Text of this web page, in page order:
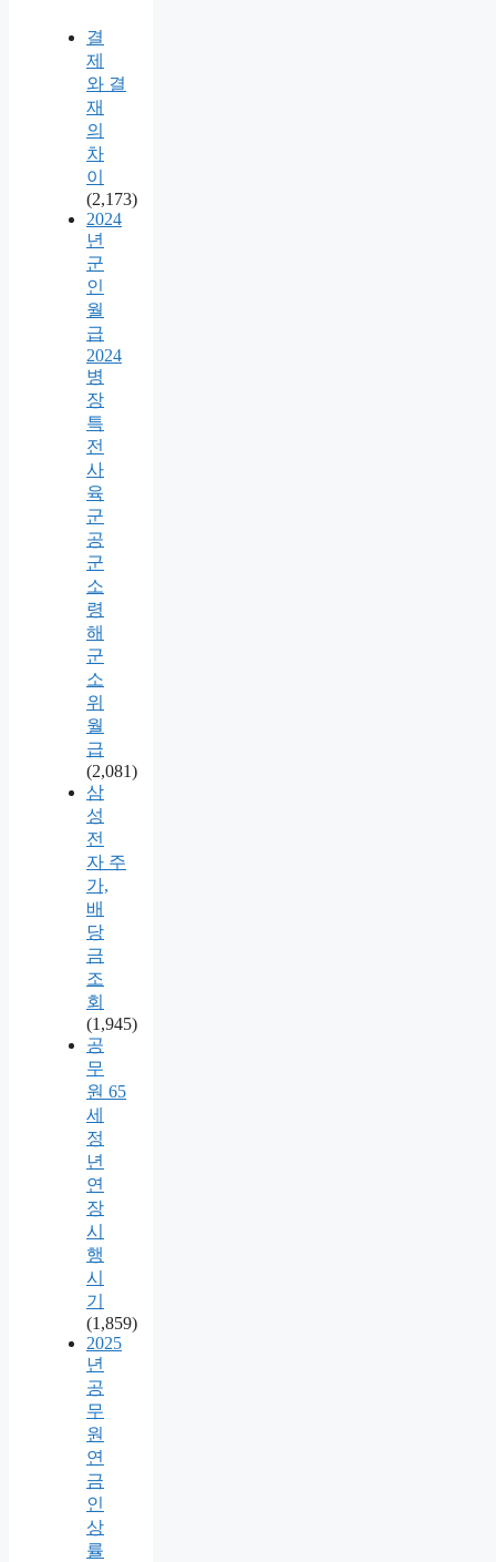
결
제
와 결
재
의
차
이
(2,173)
2024
년
군
인
월
급
2024
병
장
특
전
사
육
군
공
군
소
령
해
군
소
위
월
급
(2,081)
삼
성
전
자 주
가,
배
당
금
조
회
(1,945)
공
무
원 65
세
정
년
연
장
시
행
시
기
(1,859)
2025
년
공
무
원
연
금
인
상
률